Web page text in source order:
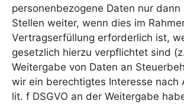
personenbezogene Daten nur dann
Stellen weiter, wenn dies im
Vertragserfüllung erforderlich ist,
gesetzlich hierzu verpflichtet sind
Weitergabe von Daten an
wir ein berechtigtes Interesse nach
lit. f DSGVO an der Weitergabe